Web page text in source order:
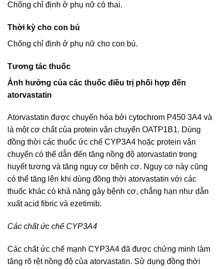
Chống chỉ định ở phụ nữ có thai.
Thời kỳ cho con bú
Chống chỉ định ở phụ nữ cho con bú.
Tương tác thuốc
Ảnh hưởng của các thuốc điều trị phối hợp đến
atorvastatin
Atorvastatin được chuyển hóa bởi cytochrom P450 3A4 và
là một cơ chất của protein vận chuyển OATP1B1. Dùng
đồng thời các thuốc ức chế CYP3A4 hoặc protein vận
chuyển có thể dẫn đến tăng nồng độ atorvastatin trong
huyết tương và tăng nguy cơ bệnh cơ. Nguy cơ này cũng
có thể tăng lên khi dùng đồng thời atorvastatin với các
thuốc khác có khả năng gây bệnh cơ, chẳng hạn như dẫn
xuất acid fibric và ezetimib.
Các chất ức chế CYP3A4
Các chất ức chế mạnh CYP3A4 đã được chứng minh làm
tăng rõ rệt nồng độ của atorvastatin. Sử dụng đồng thời